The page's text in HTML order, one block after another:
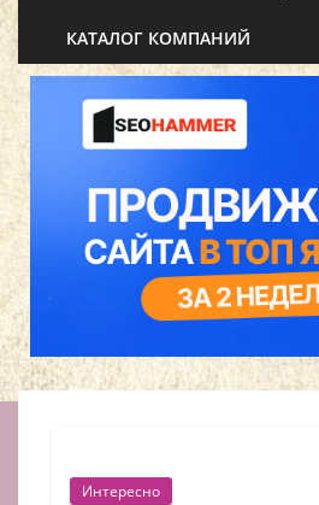
КАТАЛОГ КОМПАНИЙ
Интересно